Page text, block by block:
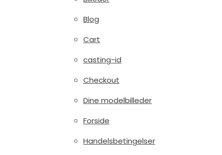
Blog
Cart
casting-id
Checkout
Dine modelbilleder
Forside
Handelsbetingelser